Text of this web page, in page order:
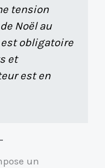
tension
Noël au
est obligatoire
et
est en
un